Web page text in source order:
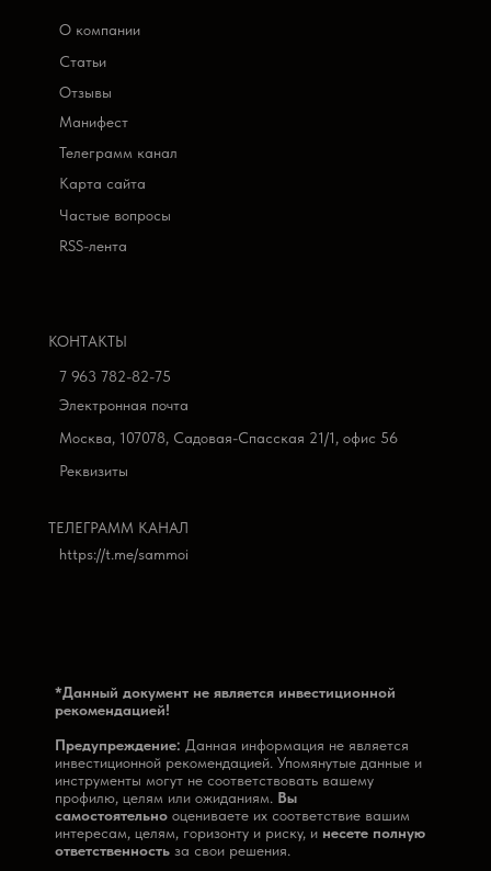
ТЕЛЕГРАММ КАНАЛ
https://t.me/sammoi
Москва, 107078, Садовая-Спасская 21/1, офис 56
Реквизиты
Электронная почта
7 963 782-82-75
КОНТАКТЫ
RSS-лента
Карта сайта
Частые вопросы
Телеграмм канал
Манифест
Отзывы
Статьи
О компании
*Данный ‎документ ‎не ‎является ‎инвестиционной‏
‎рекомендацией!
Предупреждение: Данная информация не является
инвестиционной рекомендацией. Упомянутые данные и
инструменты могут не соответствовать вашему
профилю, целям или ожиданиям. Вы
самостоятельно оцениваете их соответствие вашим
интересам, целям, горизонту и риску, и несете полную
ответственность за свои решения.